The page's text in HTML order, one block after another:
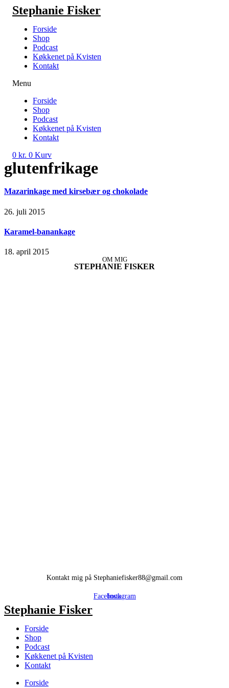
Videre
indhold
Stephanie Fisker
Forside
Shop
Podcast
Køkkenet på Kvisten
Kontakt
Menu
Forside
Shop
Podcast
Køkkenet på Kvisten
Kontakt
0 kr. 0 Kurv
glutenfrikage
Mazarinkage med kirsebær og chokolade
26. juli 2015
Karamel-banankage
18. april 2015
OM MIG
STEPHANIE FISKER
Kontakt mig på Stephaniefisker88@gmail.com
FacebookInstagram
Stephanie Fisker
Forside
Shop
Podcast
Køkkenet på Kvisten
Kontakt
Forside